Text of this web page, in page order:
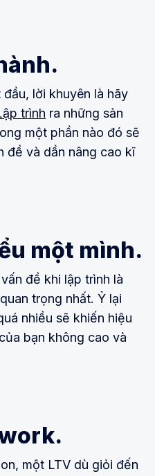
lời khuyên là hãy
trình ra những sản
một phần nào đó sẽ
đề và dần nâng cao kĩ
một mình.
đề khi lập trình là
trọng nhất. Ỷ lại
nhiều sẽ khiến hiệu
bạn không cao và
một LTV dù giỏi đến